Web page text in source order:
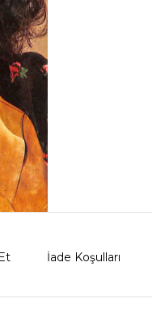
İade Koşulları